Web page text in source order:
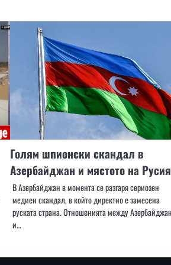
Голям шпионски скандал в
Азербайджан и мястото на Русия
В Азербайджан в момента се разгаря сериозен
медиен скандал, в който директно е замесена
руската страна. Отношенията между
и…